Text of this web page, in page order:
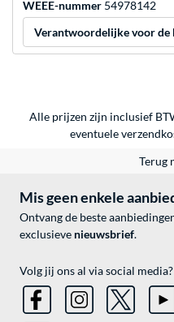
WEEE-nummer 54978142
Verantwoordelijke voor de
Alle prijzen zijn inclusief
eventuele
Terug
Mis geen enkele
Ontvang de beste
exclusieve nieuwsbrief.
Volg jij ons al via social media?